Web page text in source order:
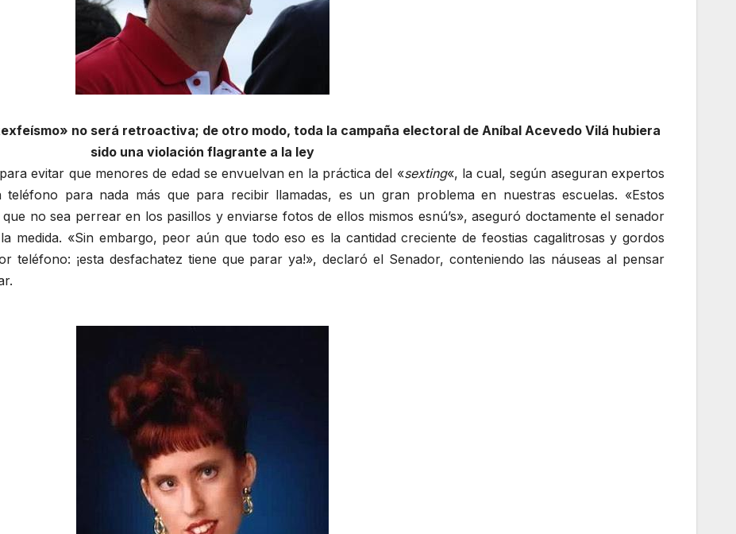
no será retroactiva; de otro modo, toda la campaña electoral de Aníbal Acevedo Vilá hubiera
sido una violación flagrante a la ley
evitar que menores de edad se envuelvan en la práctica del «sexting«, la cual, según aseguran expertos
para nada más que para recibir llamadas, es un gran problema en nuestras escuelas. «Estos
no sea perrear en los pasillos y enviarse fotos de ellos mismos esnú’s», aseguró doctamente el senador
medida. «Sin embargo, peor aún que todo eso es la cantidad creciente de feostias cagalitrosas y gordos
teléfono: ¡esta desfachatez tiene que parar ya!», declaró el Senador, conteniendo las náuseas al pensar